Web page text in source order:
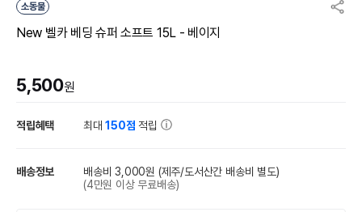
소동물
New 벨카 베딩 슈퍼 소프트 15L - 베이지
5,500원
적립혜택 최대150점 적립
배송정보 배송비 3,000원 (제주/도서산간 배송비 별도)
(4만원 이상 무료배송)